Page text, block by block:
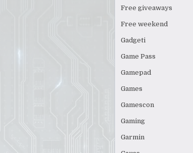
Free giveaways
Free weekend
Gadgeti
Game Pass
Gamepad
Games
Gamescon
Gaming
Garmin